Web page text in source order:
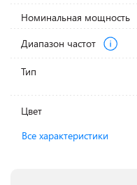
Номинальная мощность
Диапазон частот
Тип
Цвет
Все характеристики